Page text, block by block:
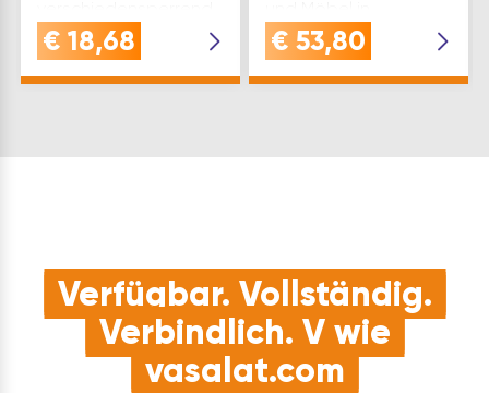
stehen max. 30
verschiedene Sperren
€ 18,68
Sportanlagen,
Schulen, Büros oder
€ 53,80
Verfügbar. Vollständig.
Verbindlich. V wie
vasalat.com